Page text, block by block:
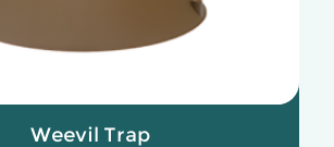
Weevil Trap